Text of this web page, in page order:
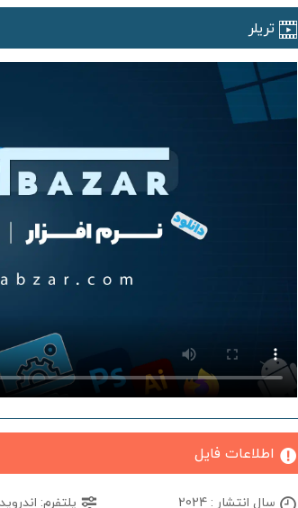
تریلر
اطلاعات فایل
سال انتشار : 2024 پلتفرم: اندروید